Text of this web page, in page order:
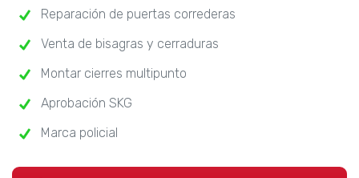
Reparación de puertas correderas
Venta de bisagras y cerraduras
Montar cierres multipunto
Aprobación SKG
Marca policial